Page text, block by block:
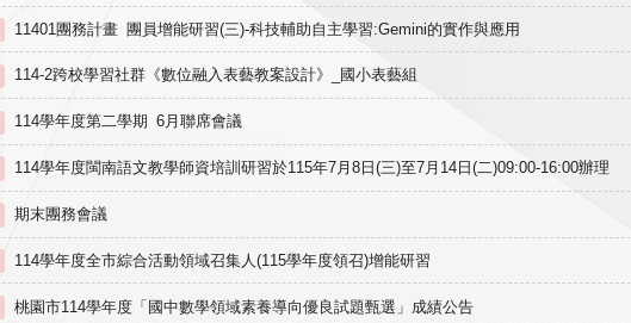
11401團務計畫 團員增能研習(三)-科技輔助自主學習:Gemini的實作與應用
114-2跨校學習社群《數位融入表藝教案設計》_國小表藝組
114學年度第二學期 6月聯席會議
114學年度閩南語文教學師資培訓研習於115年7月8日(三)至7月14日(二)09:00-16:00辦理
期末團務會議
114學年度全市綜合活動領域召集人(115學年度領召)增能研習
桃園市114學年度「國中數學領域素養導向優良試題甄選」成績公告